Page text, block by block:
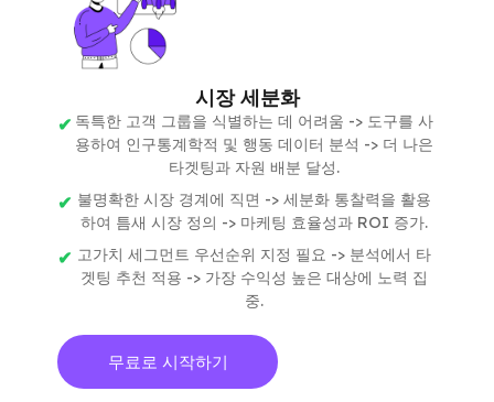
시장 세분화
독특한 고객 그룹을 식별하는 데 어려움 -> 도구를 사
용하여 인구통계학적 및 행동 데이터 분석 -> 더 나은
타겟팅과 자원 배분 달성.
불명확한 시장 경계에 직면 -> 세분화 통찰력을 활용
하여 틈새 시장 정의 -> 마케팅 효율성과 ROI 증가.
고가치 세그먼트 우선순위 지정 필요 -> 분석에서 타
겟팅 추천 적용 -> 가장 수익성 높은 대상에 노력 집
중.
무료로 시작하기